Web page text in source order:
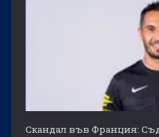
Скандал във Франция: